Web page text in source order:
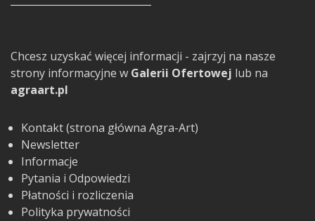
Chcesz uzyskać więcej informacji - zajrzyj na nasze
strony informacyjne w Galerii Ofertowej lub na
agraart.pl
Kontakt (strona główna Agra-Art)
Newsletter
Informacje
Pytania i Odpowiedzi
Płatności i rozliczenia
Polityka prywatności